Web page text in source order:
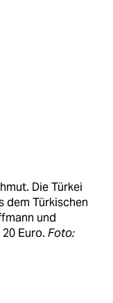
Die Türkei
dem Türkischen
und
Euro. Foto: